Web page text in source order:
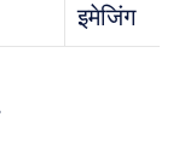
इमेजिंग